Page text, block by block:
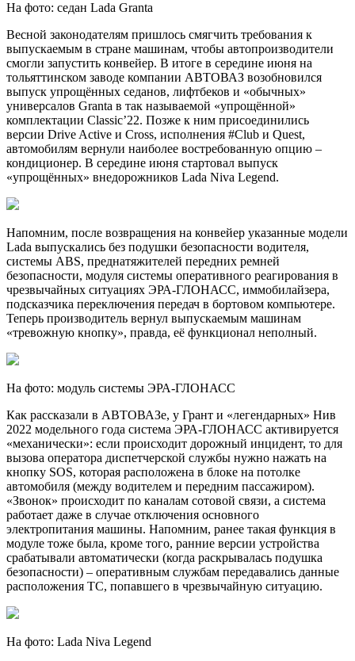
На фото: седан Lada Granta
Весной законодателям пришлось смягчить требования к
выпускаемым в стране машинам, чтобы автопроизводители
смогли запустить конвейер. В итоге в середине июня на
тольяттинском заводе компании АВТОВАЗ возобновился
выпуск упрощённых седанов, лифтбеков и «обычных»
универсалов Granta в так называемой «упрощённой»
комплектации Classic’22. Позже к ним присоединились
версии Drive Active и Cross, исполнения #Club и Quest,
автомобилям вернули наиболее востребованную опцию –
кондиционер. В середине июня стартовал выпуск
«упрощённых» внедорожников Lada Niva Legend.
Напомним, после возвращения на конвейер указанные модели
Lada выпускались без подушки безопасности водителя,
системы ABS, преднатяжителей передних ремней
безопасности, модуля системы оперативного реагирования в
чрезвычайных ситуациях ЭРА-ГЛОНАСС, иммобилайзера,
подсказчика переключения передач в бортовом компьютере.
Теперь производитель вернул выпускаемым машинам
«тревожную кнопку», правда, её функционал неполный.
На фото: модуль системы ЭРА-ГЛОНАСС
Как рассказали в АВТОВАЗе, у Грант и «легендарных» Нив
2022 модельного года система ЭРА-ГЛОНАСС активируется
«механически»: если происходит дорожный инцидент, то для
вызова оператора диспетчерской службы нужно нажать на
кнопку SOS, которая расположена в блоке на потолке
автомобиля (между водителем и передним пассажиром).
«Звонок» происходит по каналам сотовой связи, а система
работает даже в случае отключения основного
электропитания машины. Напомним, ранее такая функция в
модуле тоже была, кроме того, ранние версии устройства
срабатывали автоматически (когда раскрывалась подушка
безопасности) – оперативным службам передавались данные
расположения ТС, попавшего в чрезвычайную ситуацию.
На фото: Lada Niva Legend